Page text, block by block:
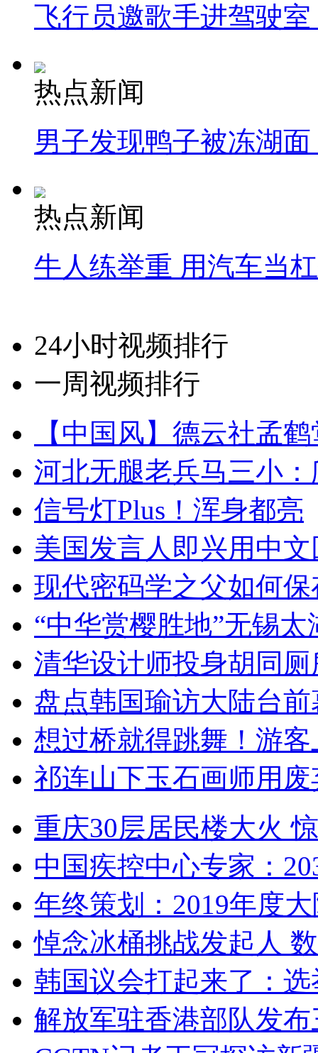
飞行员邀歌手进驾驶
热点新闻
男子发现鸭子被冻湖
热点新闻
牛人练举重 用汽车当
24小时视频排行
一周视频排行
【中国风】德云社孟
河北无腿老兵马三小
信号灯Plus！浑身都亮
美国发言人即兴用中
现代密码学之父如何
“中华赏樱胜地”无锡
清华设计师投身胡同
盘点韩国瑜访大陆台
想过桥就得跳舞！游客
祁连山下玉石画师用
重庆30层居民楼大火
中国疾控中心专家：
年终策划：2019年度
悼念冰桶挑战发起人
韩国议会打起来了：
解放军驻香港部队发